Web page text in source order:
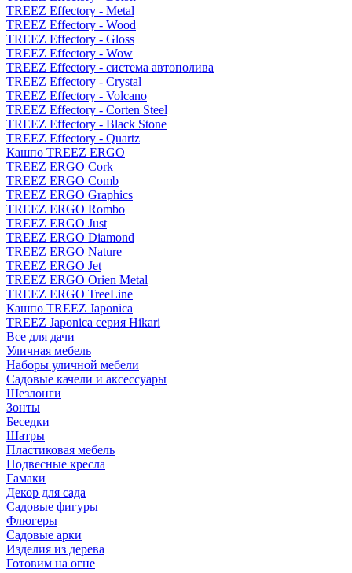
TREEZ Effectory - Metal
TREEZ Effectory - Wood
TREEZ Effectory - Gloss
TREEZ Effectory - Wow
TREEZ Effectory - система автополива
TREEZ Effectory - Crystal
TREEZ Effectory - Volcano
TREEZ Effectory - Corten Steel
TREEZ Effectory - Black Stone
TREEZ Effectory - Quartz
Кашпо TREEZ ERGO
TREEZ ERGO Cork
TREEZ ERGO Comb
TREEZ ERGO Graphics
TREEZ ERGO Rombo
TREEZ ERGO Just
TREEZ ERGO Diamond
TREEZ ERGO Nature
TREEZ ERGO Jet
TREEZ ERGO Orien Metal
TREEZ ERGO TreeLine
Кашпо TREEZ Japonica
TREEZ Japonica серия Hikari
Все для дачи
Уличная мебель
Наборы уличной мебели
Садовые качели и аксессуары
Шезлонги
Зонты
Беседки
Шатры
Пластиковая мебель
Подвесные кресла
Гамаки
Декор для сада
Садовые фигуры
Флюгеры
Садовые арки
Изделия из дерева
Готовим на огне